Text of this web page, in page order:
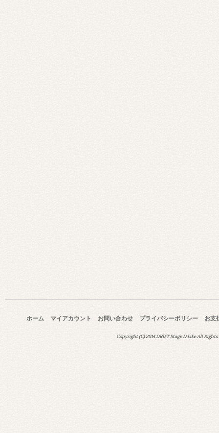
ホーム マイアカウント お問い合わせ プライバシーポリシー お支
Copyright (C) 2014 DRIFT Stage D Like All